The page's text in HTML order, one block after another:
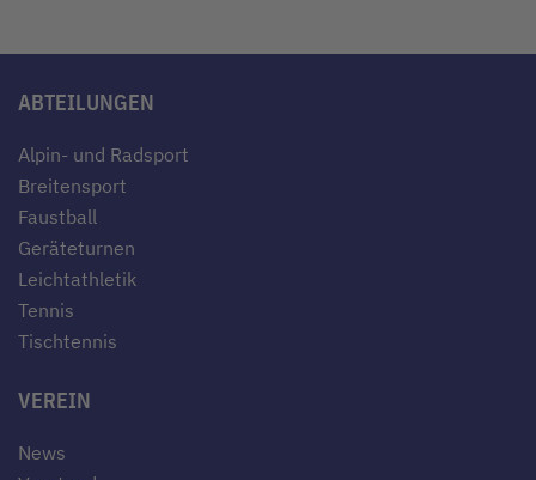
ABTEILUNGEN
Alpin- und Radsport
Breitensport
Faustball
Geräteturnen
Leichtathletik
Tennis
Tischtennis
VEREIN
News